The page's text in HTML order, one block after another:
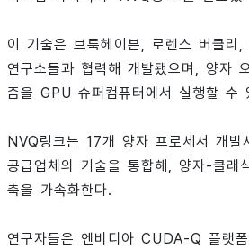
이 기술은 브룩헤이븐, 로렌스 버클리
연구소들과 협력해 개발됐으며, 양자
즘을 GPU 슈퍼컴퓨터에서 실행할 수
NVQ링크는 17개 양자 프로세서 개발
공급업체의 기술을 통합해, 양자-클래
축을 가속화한다.
연구자들은 엔비디아 CUDA-Q 플랫